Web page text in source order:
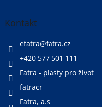
Kontakt
efatra@fatra.cz
+420 577 501 111
Fatra - plasty pro život
fatracr
Fatra, a.s.